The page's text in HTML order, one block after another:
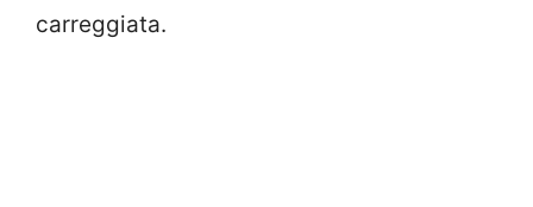
carreggiata.